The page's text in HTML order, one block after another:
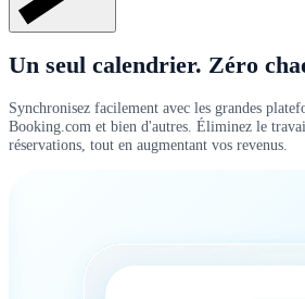
Un seul calendrier. Zéro
Synchronisez facilement avec les grandes
Booking.com et bien d'autres. Éliminez le
réservations, tout en augmentant vos revenus.